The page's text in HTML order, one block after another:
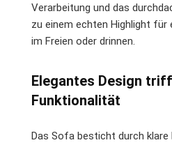
Verarbeitung und das
zu einem echten Highlight
im Freien oder drinnen.
Elegantes Design
Funktionalität
Das Sofa besticht durch klare